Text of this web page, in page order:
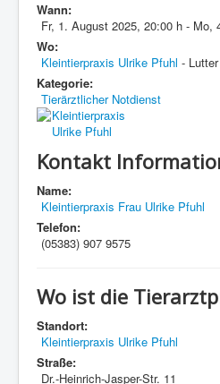
Wann:
Fr, 1. August 2025, 20:00 h - Mo,
Wo:
Kleintierpraxis Ulrike Pfuhl -
Kategorie:
Tierärztlicher Notdienst
Kontakt
Name:
Kleintierpraxis Frau Ulrike Pfuhl
Telefon:
(05383) 907 9575
Wo ist die
Standort:
Kleintierpraxis Ulrike Pfuhl
Straße:
Dr.-Heinrich-Jasper-Str. 11